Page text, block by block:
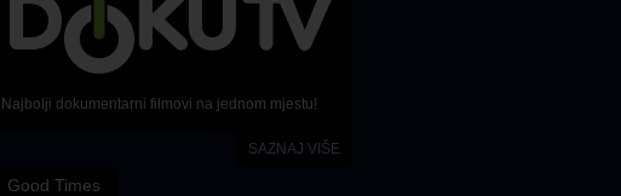
Najbolji dokumentarni filmovi na jednom mjestu!
SAZNAJ VIŠE
Good Times